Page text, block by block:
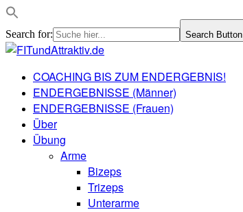
Search for: Search Button
COACHING BIS ZUM ENDERGEBNIS!
ENDERGEBNISSE (Männer)
ENDERGEBNISSE (Frauen)
Über
Übung
Arme
Bizeps
Trizeps
Unterarme